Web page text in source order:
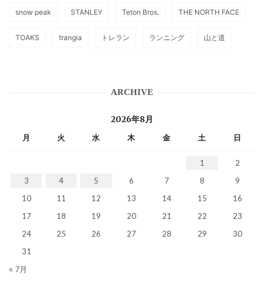
snow peak STANLEY Teton Bros. THE NORTH FACE
TOAKS trangia トレラン ランニング 山と道
ARCHIVE
2026年8月
月 火 水 木 金 土 日
1
2
3
4 5 6 7 8
9
10
11 12 13 14 15
16
17
18 19 20 21 22
23
24
25 26 27 28 29
30
31
« 7月